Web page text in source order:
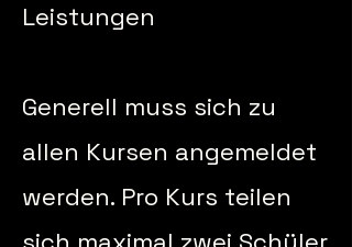
Leistungen
Generell muss sich zu
allen Kursen angemeldet
werden. Pro Kurs teilen